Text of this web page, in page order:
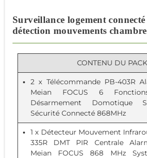
Surveillance logement
détection mouvements
CONTENU DU PACK
2 x Télécommande PB-403R
Meian FOCUS 6
Désarmement Domotique
Sécurité Connecté 868MHz
1 x Détecteur Mouvement
335R DMT PIR Centrale
Meian FOCUS 868 MHz